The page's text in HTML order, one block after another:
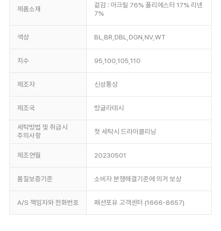
제품소재
겉감 : 아크릴 76% 폴리에스터 17% 리넨
7%
색상 BL,BR,DBL,DGN,NV,WT
치수 95,100,105,110
제조자 신성통상
제조국 방글라데시
세탁방법 및 취급시
주의사항
첫 세탁시 드라이클리닝
제조연월 20230501
품질보증기준 소비자 분쟁해결기준에 의거 보상
A/S 책임자와 전화번호 패션포유 고객센터 (1666-8657)